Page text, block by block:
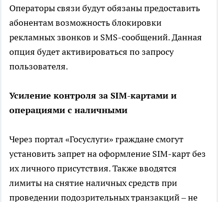
Операторы связи будут обязаны предоставить
абонентам возможность блокировки
рекламных звонков и SMS-сообщений. Данная
опция будет активироваться по запросу
пользователя.
Усиление контроля за SIM-картами и
операциями с наличными
Через портал «Госуслуги» граждане смогут
установить запрет на оформление SIM-карт без
их личного присутствия. Также вводятся
лимиты на снятие наличных средств при
проведении подозрительных транзакций – не